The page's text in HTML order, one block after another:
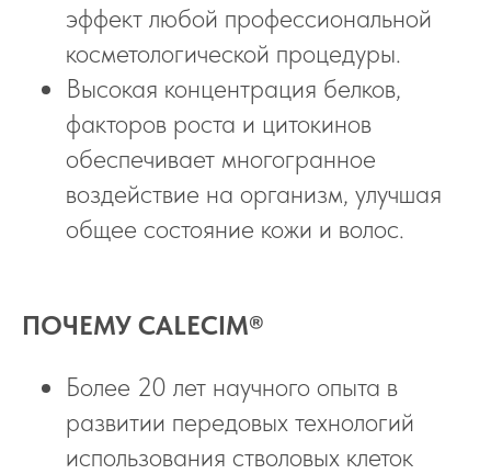
эффект любой профессиональной
косметологической процедуры.
Высокая концентрация белков,
факторов роста и цитокинов
обеспечивает многогранное
воздействие на организм, улучшая
общее состояние кожи и волос.
ПОЧЕМУ CALECIM®
Более 20 лет научного опыта в
развитии передовых технологий
использования стволовых клеток